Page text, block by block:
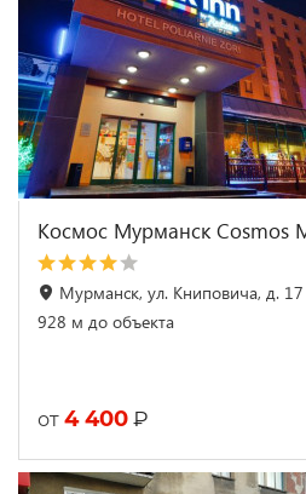
Космос Мурманск Cosmos
Мурманск, ул. Книповича, д. 17
928 м до объекта
от 4 400 ₽